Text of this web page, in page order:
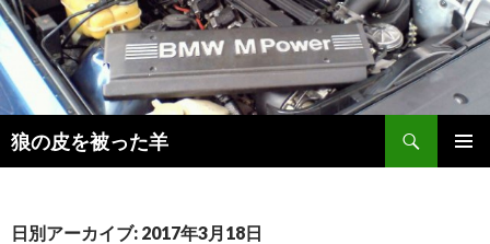
狼の皮を被った羊
検
索
ン
日別アーカイブ: 2017年3月18日